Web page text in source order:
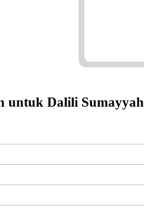
untuk Dalili Sumayyah